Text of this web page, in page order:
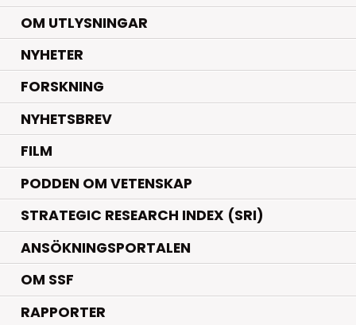
OM UTLYSNINGAR
NYHETER.
FORSKNING.
NYHETSBREV
FILM
PODDEN OM VETENSKAP
STRATEGIC RESEARCH INDEX (SRI)
ANSÖKNINGSPORTALEN
OM SSF
RAPPORTER